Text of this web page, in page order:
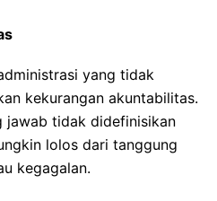
yang tidak
kekurangan akuntabilitas.
jawab tidak didefinisikan
lolos dari tanggung
kegagalan.